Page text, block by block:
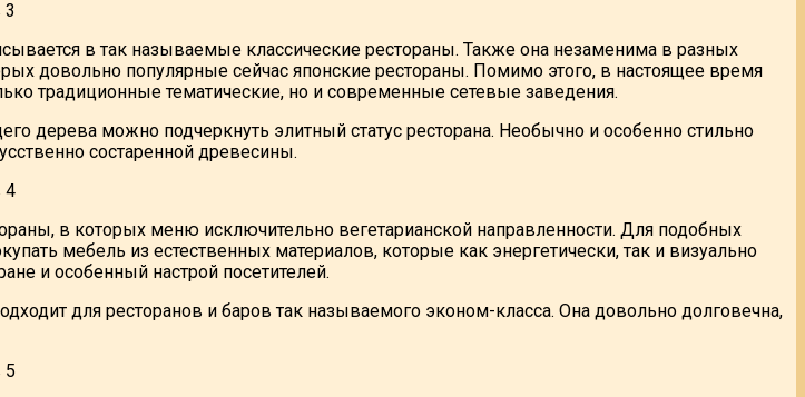
в так называемые классические рестораны. Также она незаменима в разных
довольно популярные сейчас японские рестораны. Помимо этого, в настоящее время
традиционные тематические, но и современные сетевые заведения.
дерева можно подчеркнуть элитный статус ресторана. Необычно и особенно стильно
состаренной древесины.
в которых меню исключительно вегетарианской направленности. Для подобных
мебель из естественных материалов, которые как энергетически, так и визуально
и особенный настрой посетителей.
для ресторанов и баров так называемого эконом-класса. Она довольно долговечна,